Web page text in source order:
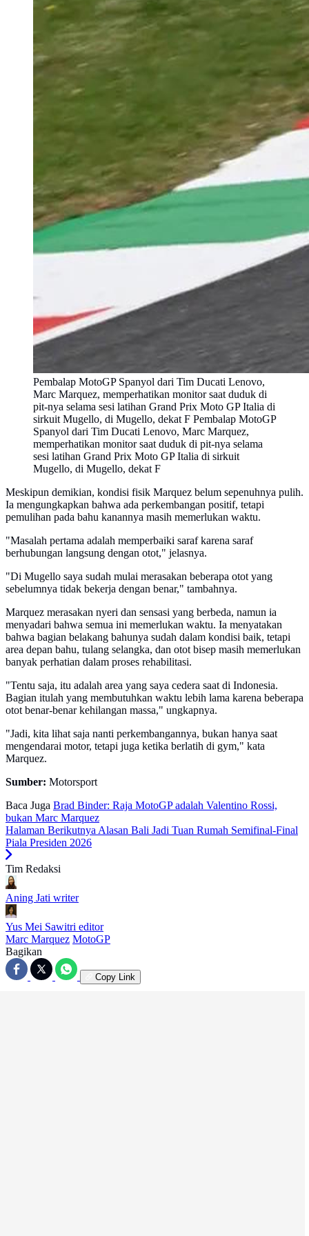
Pembalap MotoGP Spanyol dari Tim Ducati Lenovo,
Marc Marquez, memperhatikan monitor saat duduk di
pit-nya selama sesi latihan Grand Prix Moto GP Italia di
sirkuit Mugello, di Mugello, dekat F Pembalap MotoGP
Spanyol dari Tim Ducati Lenovo, Marc Marquez,
memperhatikan monitor saat duduk di pit-nya selama
sesi latihan Grand Prix Moto GP Italia di sirkuit
Mugello, di Mugello, dekat F
Meskipun demikian, kondisi fisik Marquez belum sepenuhnya pulih.
Ia mengungkapkan bahwa ada perkembangan positif, tetapi
pemulihan pada bahu kanannya masih memerlukan waktu.
"Masalah pertama adalah memperbaiki saraf karena saraf
berhubungan langsung dengan otot," jelasnya.
"Di Mugello saya sudah mulai merasakan beberapa otot yang
sebelumnya tidak bekerja dengan benar," tambahnya.
Marquez merasakan nyeri dan sensasi yang berbeda, namun ia
menyadari bahwa semua ini memerlukan waktu. Ia menyatakan
bahwa bagian belakang bahunya sudah dalam kondisi baik, tetapi
area depan bahu, tulang selangka, dan otot bisep masih memerlukan
banyak perhatian dalam proses rehabilitasi.
"Tentu saja, itu adalah area yang saya cedera saat di Indonesia.
Bagian itulah yang membutuhkan waktu lebih lama karena beberapa
otot benar-benar kehilangan massa," ungkapnya.
"Jadi, kita lihat saja nanti perkembangannya, bukan hanya saat
mengendarai motor, tetapi juga ketika berlatih di gym," kata
Marquez.
Sumber: Motorsport
Baca Juga Brad Binder: Raja MotoGP adalah Valentino Rossi,
bukan Marc Marquez
Halaman Berikutnya Alasan Bali Jadi Tuan Rumah Semifinal-Final
Piala Presiden 2026
Tim Redaksi
Aning Jati writer
Yus Mei Sawitri editor
Marc Marquez MotoGP
Bagikan
Copy Link